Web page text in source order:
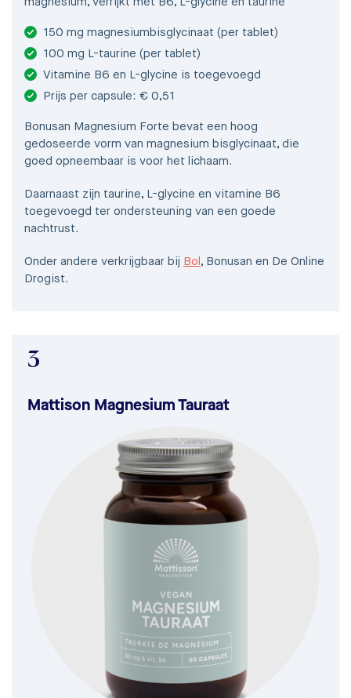
150 mg magnesiumbisglycinaat (per tablet)
100 mg L-taurine (per tablet)
Vitamine B6 en L-glycine is toegevoegd
Prijs per capsule: € 0,51
Bonusan Magnesium Forte bevat een hoog
gedoseerde vorm van magnesium bisglycinaat, die
goed opneembaar is voor het lichaam.
Daarnaast zijn taurine, L-glycine en vitamine B6
toegevoegd ter ondersteuning van een goede
nachtrust.
Onder andere verkrijgbaar bij Bol , Bonusan en De Online
Drogist.
3
Mattison Magnesium Tauraat